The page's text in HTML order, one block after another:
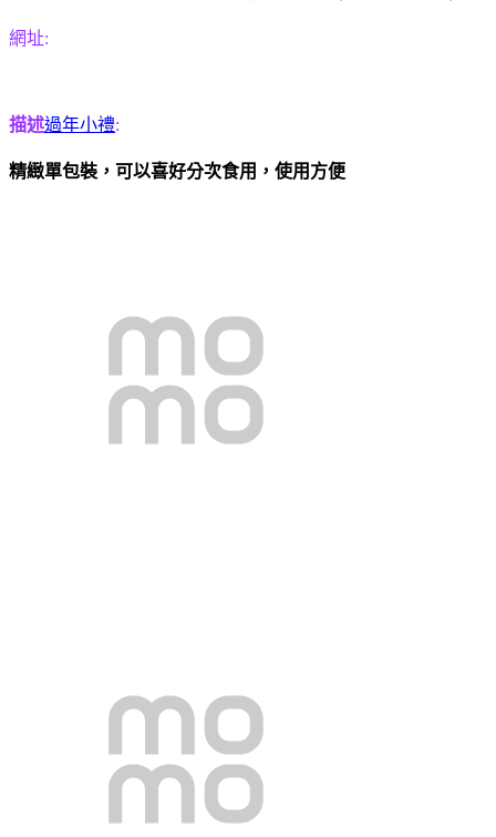
網址:
描述過年小禮:
精緻單包裝，可以喜好分次食用，使用方便